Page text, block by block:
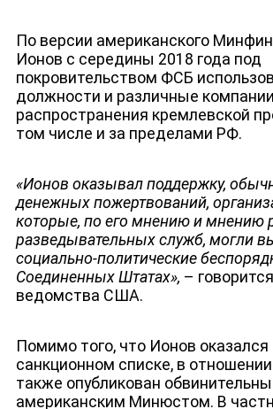
ДЕПУТАТЫ К СЪЕЗДУ
По версии американского
Ионов с середины 2018 года под
покровительством ФСБ
должности и различные
распространения кремлевской
том числе и за пределами РФ.
«Ионов оказывал поддержку,
денежных пожертвований,
которые, по его мнению и мнению
разведывательных служб, могли
социально-политические
Соединенных Штатах», –
ведомства США.
Помимо того, что Ионов оказался
санкционном списке, в
также опубликован
американским Минюстом. В